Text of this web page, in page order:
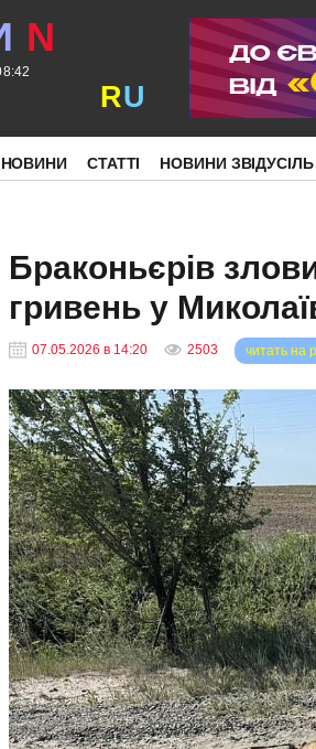
N
RU
СТАТТІ НОВИНИ ЗВІДУСІЛЬ
Браконьєрів
гривень у
07.05.2026 в 14:20 2503 читать на